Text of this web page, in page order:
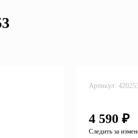
Далия
Артикул:
4 590 ₽
Следить за